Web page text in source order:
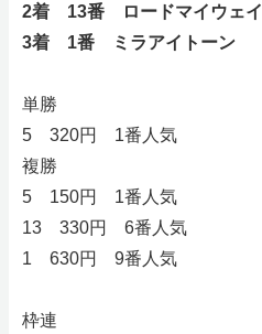
2着 13番 ロードマイウェイ
3着 1番 ミラアイトーン
単勝
5 320円 1番人気
複勝
5 150円 1番人気
13 330円 6番人気
1 630円 9番人気
枠連